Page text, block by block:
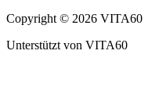
Copyright © 2026 VITA60
Unterstützt von VITA60